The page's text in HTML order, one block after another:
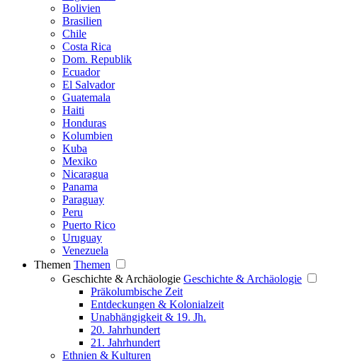
Bolivien
Brasilien
Chile
Costa Rica
Dom. Republik
Ecuador
El Salvador
Guatemala
Haiti
Honduras
Kolumbien
Kuba
Mexiko
Nicaragua
Panama
Paraguay
Peru
Puerto Rico
Uruguay
Venezuela
Themen Themen
Geschichte & Archäologie Geschichte & Archäologie
Präkolumbische Zeit
Entdeckungen & Kolonialzeit
Unabhängigkeit & 19. Jh.
20. Jahrhundert
21. Jahrhundert
Ethnien & Kulturen